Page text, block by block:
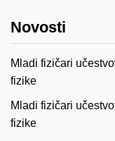
Novosti
Mladi fizičari
fizike
Mladi fizičari
fizike